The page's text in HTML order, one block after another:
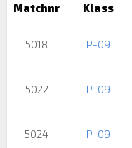
Matchnr Klass
5018 P-09
5022 P-09
5024 P-09